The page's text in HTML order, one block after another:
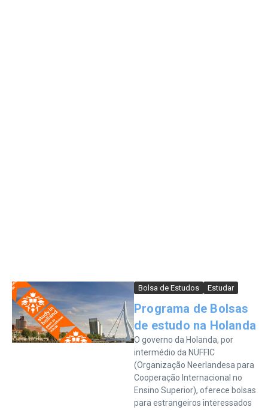
Bolsa de Estudos Estudar
Programa de Bolsas
de estudo na Holanda
O governo da Holanda, por
intermédio da NUFFIC
(Organização Neerlandesa para
Cooperação Internacional no
Ensino Superior), oferece bolsas
para estrangeiros interessados